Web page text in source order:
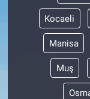
Kocaeli
Manisa
Muş